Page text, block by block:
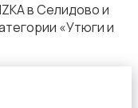
в Селидово и
«Утюги и